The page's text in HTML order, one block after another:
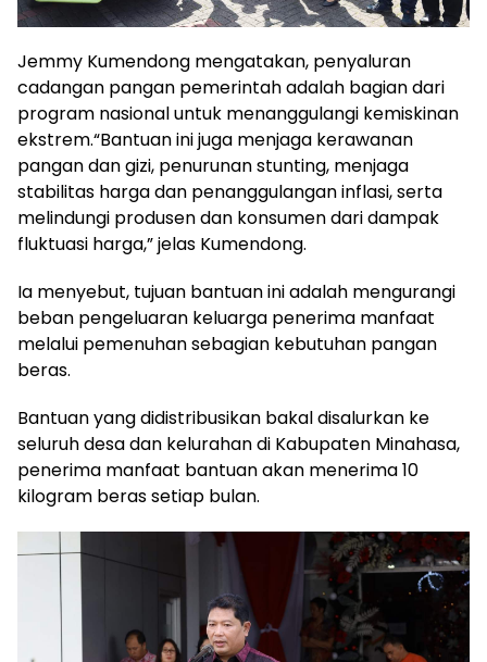
Jemmy Kumendong mengatakan, penyaluran
cadangan pangan pemerintah adalah bagian dari
program nasional untuk menanggulangi kemiskinan
ekstrem.“Bantuan ini juga menjaga kerawanan
pangan dan gizi, penurunan stunting, menjaga
stabilitas harga dan penanggulangan inflasi, serta
melindungi produsen dan konsumen dari dampak
fluktuasi harga,” jelas Kumendong.
Ia menyebut, tujuan bantuan ini adalah mengurangi
beban pengeluaran keluarga penerima manfaat
melalui pemenuhan sebagian kebutuhan pangan
beras.
Bantuan yang didistribusikan bakal disalurkan ke
seluruh desa dan kelurahan di Kabupaten Minahasa,
penerima manfaat bantuan akan menerima 10
kilogram beras setiap bulan.